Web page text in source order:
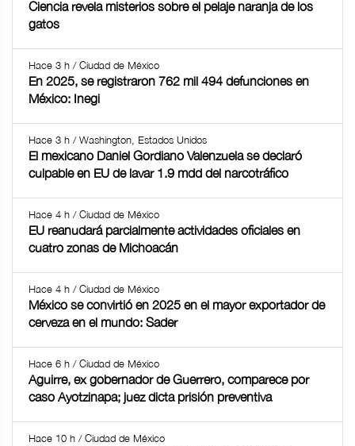
Ciencia revela misterios sobre el pelaje naranja de los
gatos
Hace 3 h / Ciudad de México
En 2025, se registraron 762 mil 494 defunciones en
México: Inegi
Hace 3 h / Washington, Estados Unidos
El mexicano Daniel Gordiano Valenzuela se declaró
culpable en EU de lavar 1.9 mdd del narcotráfico
Hace 4 h / Ciudad de México
EU reanudará parcialmente actividades oficiales en
cuatro zonas de Michoacán
Hace 4 h / Ciudad de México
México se convirtió en 2025 en el mayor exportador de
cerveza en el mundo: Sader
Hace 6 h / Ciudad de México
Aguirre, ex gobernador de Guerrero, comparece por
caso Ayotzinapa; juez dicta prisión preventiva
Hace 10 h / Ciudad de México